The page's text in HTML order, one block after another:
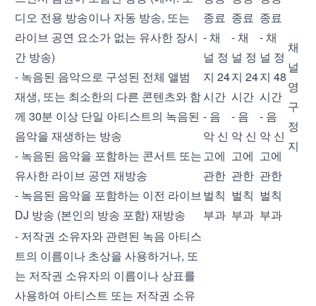
디오 전용 방송이나 자동 방송, 또는
라이브 공연 요소가 없는 유사한 장시
간 방송)
- 녹음된 음악으로 구성된 전체 앨범
재생, 또는 최소한의 다른 콘텐츠와 함
께 30분 이상 단일 아티스트의 녹음된
음악을 재생하는 방송
- 녹음된 음악을 포함하는 콘서트 또는
유사한 라이브 공연 재방송
- 녹음된 음악을 포함하는 이전 라이브
DJ 방송 (본인의 방송 포함) 재방송
종료
- 채
널 정
지 24
시간
- 음
악 신
고에
관한
벌칙
부과
종료
- 채
널 정
지 24
시간
- 음
악 신
고에
관한
벌칙
부과
종료
- 채
널 정
지 48
시간
- 음
악 신
고에
관한
벌칙
부과
채
널
영
구
정
지
- 저작권 소유자와 관련된 녹음 아티스
트의 이름이나 초상을 사용하거나, 또
는 저작권 소유자의 이름이나 상표를
사용하여 아티스트 또는 저작권 소유